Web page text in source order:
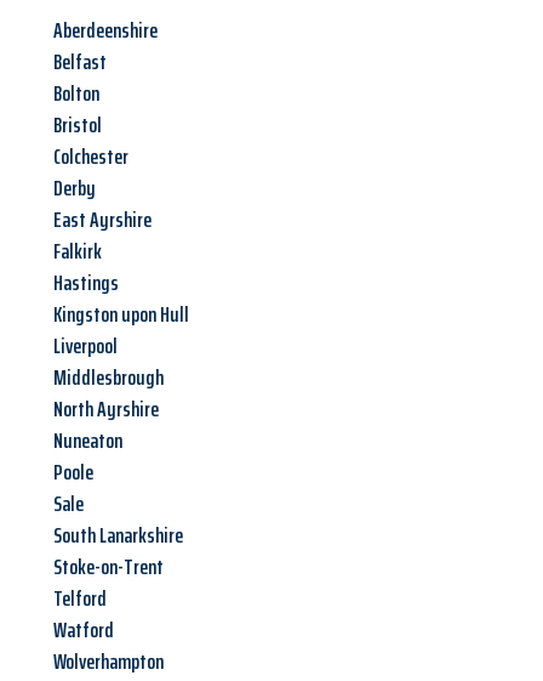
Aberdeenshire
Belfast
Bolton
Bristol
Colchester
Derby
East Ayrshire
Falkirk
Hastings
Kingston upon Hull
Liverpool
Middlesbrough
North Ayrshire
Nuneaton
Poole
Sale
South Lanarkshire
Stoke-on-Trent
Telford
Watford
Wolverhampton